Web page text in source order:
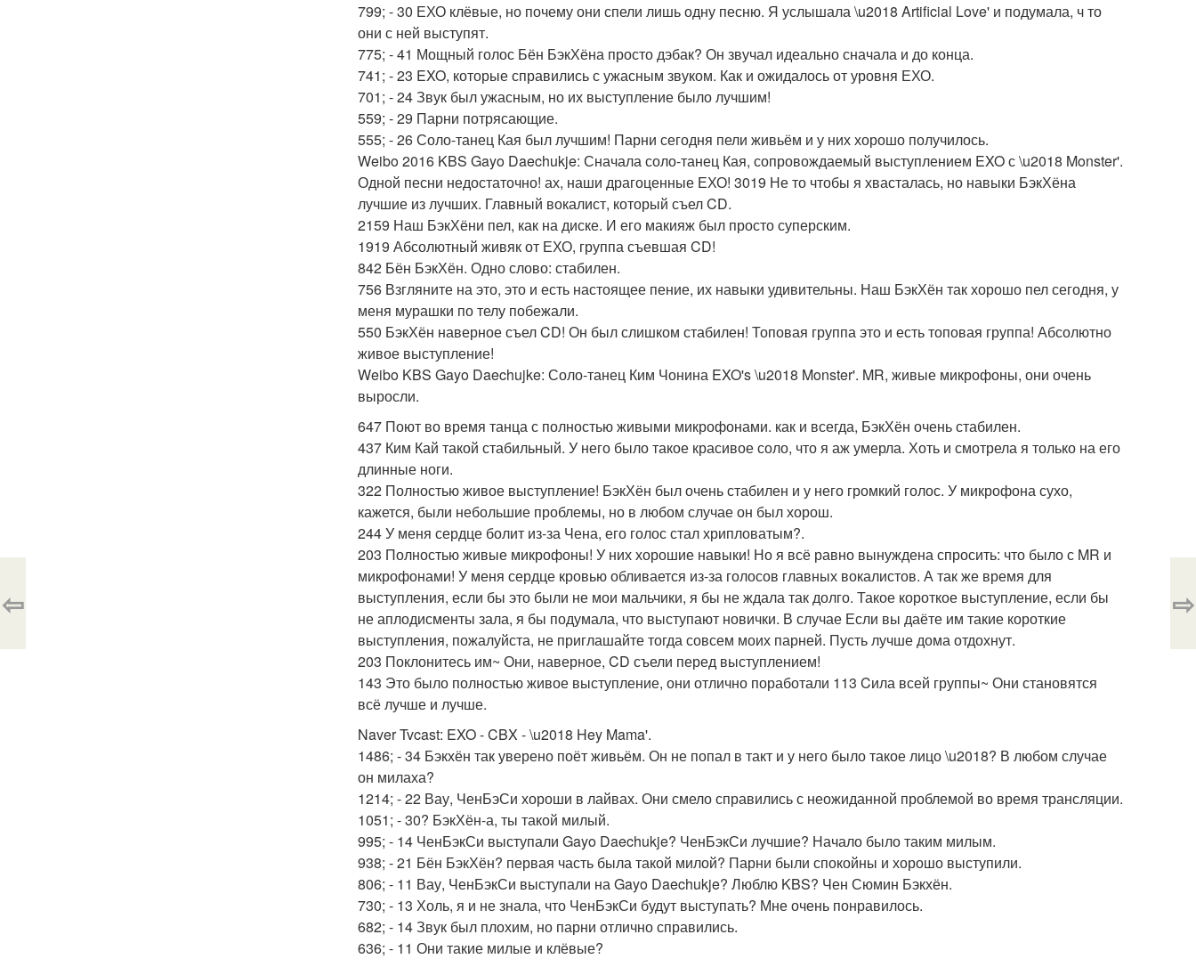
799; - 30 ЕХО клёвые, но почему они спели лишь одну песню. Я услышала \u2018 Artificial Love' и подумала, ч то
они с ней выступят.
775; - 41 Мощный голос Бён БэкХёна просто дэбак? Он звучал идеально сначала и до конца.
741; - 23 EXO, которые справились с ужасным звуком. Как и ожидалось от уровня ЕХО.
701; - 24 Звук был ужасным, но их выступление было лучшим!
559; - 29 Парни потрясающие.
555; - 26 Соло-танец Кая был лучшим! Парни сегодня пели живьём и у них хорошо получилось.
Weibo 2016 KBS Gayo Daechukje: Сначала соло-танец Кая, сопровождаемый выступлением EXO с \u2018 Monster'.
Одной песни недостаточно! ах, наши драгоценные ЕХО! 3019 Не то чтобы я хвасталась, но навыки БэкХёна
лучшие из лучших. Главный вокалист, который съел CD.
2159 Наш БэкХёни пел, как на диске. И его макияж был просто суперским.
1919 Абсолютный живяк от ЕХО, группа съевшая CD!
842 Бён БэкХён. Одно слово: стабилен.
756 Взгляните на это, это и есть настоящее пение, их навыки удивительны. Наш БэкХён так хорошо пел сегодня, у
меня мурашки по телу побежали.
550 БэкХён наверное съел CD! Он был слишком стабилен! Топовая группа это и есть топовая группа! Абсолютно
живое выступление!
Weibo KBS Gayo Daechujke: Соло-танец Ким Чонина EXO's \u2018 Monster'. MR, живые микрофоны, они очень
выросли.
647 Поют во время танца с полностью живыми микрофонами. как и всегда, БэкХён очень стабилен.
437 Ким Кай такой стабильный. У него было такое красивое соло, что я аж умерла. Хоть и смотрела я только на его
длинные ноги.
322 Полностью живое выступление! БэкХён был очень стабилен и у него громкий голос. У микрофона сухо,
кажется, были небольшие проблемы, но в любом случае он был хорош.
244 У меня сердце болит из-за Чена, его голос стал хрипловатым?.
203 Полностью живые микрофоны! У них хорошие навыки! Но я всё равно вынуждена спросить: что было с MR и
микрофонами! У меня сердце кровью обливается из-за голосов главных вокалистов. А так же время для
выступления, если бы это были не мои мальчики, я бы не ждала так долго. Такое короткое выступление, если бы
не аплодисменты зала, я бы подумала, что выступают новички. В случае Если вы даёте им такие короткие
выступления, пожалуйста, не приглашайте тогда совсем моих парней. Пусть лучше дома отдохнут.
203 Поклонитесь им~ Они, наверное, CD съели перед выступлением!
143 Это было полностью живое выступление, они отлично поработали 113 Cила всей группы~ Они становятся
всё лучше и лучше.
Naver Tvcast: EXO - CBX - \u2018 Hey Mama'.
1486; - 34 Бэкхён так уверено поёт живьём. Он не попал в такт и у него было такое лицо \u2018? В любом случае
он милаха?
1214; - 22 Вау, ЧенБэСи хороши в лайвах. Они смело справились с неожиданной проблемой во время трансляции.
1051; - 30? БэкХён-а, ты такой милый.
995; - 14 ЧенБэкСи выступали Gayo Daechukje? ЧенБэкСи лучшие? Начало было таким милым.
938; - 21 Бён БэкХён? первая часть была такой милой? Парни были спокойны и хорошо выступили.
806; - 11 Вау, ЧенБэкСи выступали на Gayo Daechukje? Люблю KBS? Чен Сюмин Бэкхён.
730; - 13 Холь, я и не знала, что ЧенБэкСи будут выступать? Мне очень понравилось.
682; - 14 Звук был плохим, но парни отлично справились.
636; - 11 Они такие милые и клёвые?
⇦ ⇨